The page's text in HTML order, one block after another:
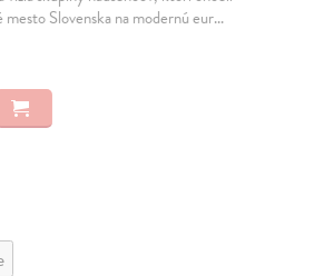
dlouho očekávaný román Haru...